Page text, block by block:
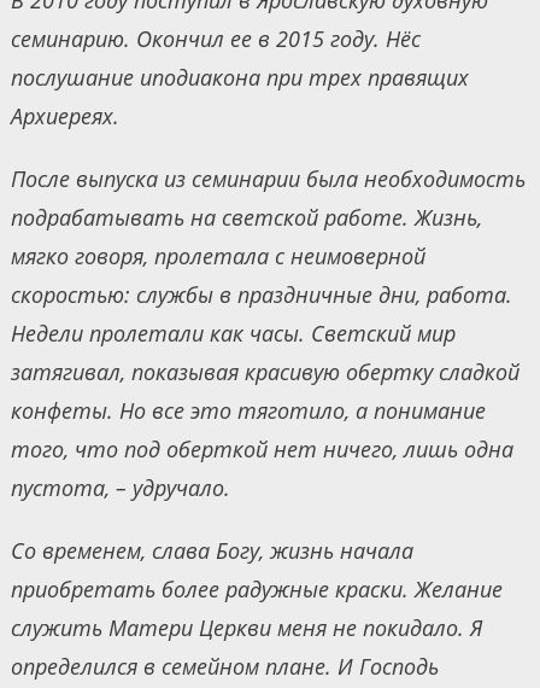
семинарию. Окончил ее в 2015 году. Нёс
послушание иподиакона при трех правящих
Архиереях.
После выпуска из семинарии была необходимость
подрабатывать на светской работе. Жизнь,
мягко говоря, пролетала с неимоверной
скоростью: службы в праздничные дни, работа.
Недели пролетали как часы. Светский мир
затягивал, показывая красивую обертку сладкой
конфеты. Но все это тяготило, а понимание
того, что под оберткой нет ничего, лишь одна
пустота, – удручало.
Со временем, слава Богу, жизнь начала
приобретать более радужные краски. Желание
служить Матери Церкви меня не покидало. Я
определился в семейном плане. И Господь